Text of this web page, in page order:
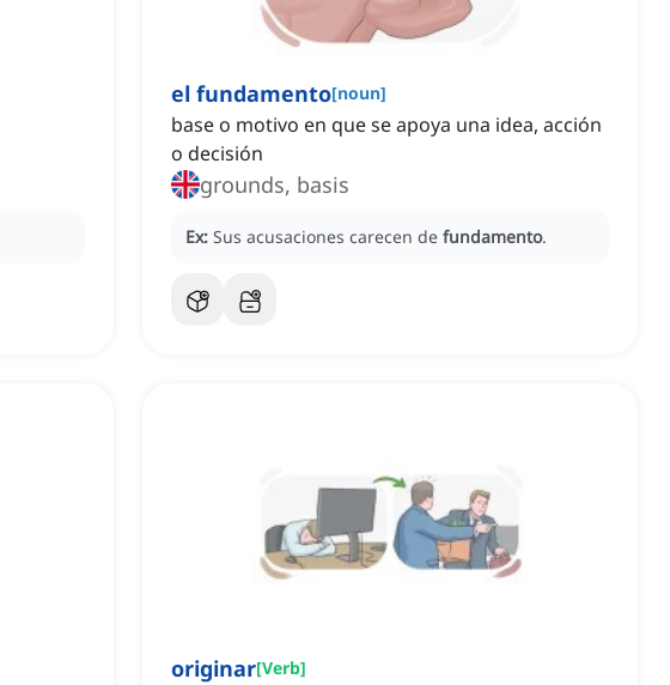
el fundamento[noun]
base o motivo en que se apoya una idea, acción
o decisión
grounds, basis
Ex: Sus acusaciones carecen de fundamento.
originar[Verb]